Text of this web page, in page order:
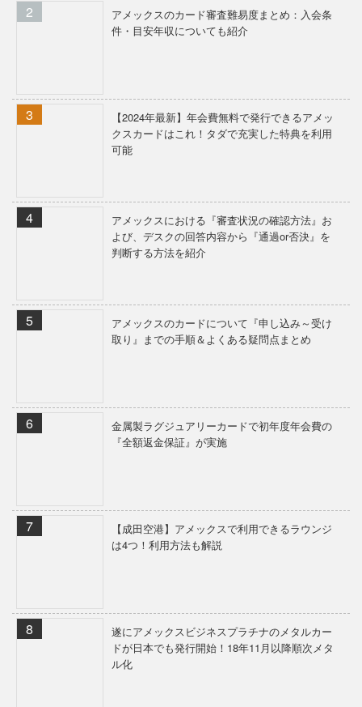
アメックスのカード審査難易度まとめ：入会条
件・目安年収についても紹介
【2024年最新】年会費無料で発行できるアメッ
クスカードはこれ！タダで充実した特典を利用
可能
アメックスにおける『審査状況の確認方法』お
よび、デスクの回答内容から『通過or否決』を
判断する方法を紹介
アメックスのカードについて『申し込み～受け
取り』までの手順＆よくある疑問点まとめ
金属製ラグジュアリーカードで初年度年会費の
『全額返金保証』が実施
【成田空港】アメックスで利用できるラウンジ
は4つ！利用方法も解説
遂にアメックスビジネスプラチナのメタルカー
ドが日本でも発行開始！18年11月以降順次メタ
ル化